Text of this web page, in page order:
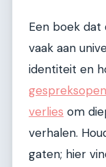
Een boek dat
vaak aan
identiteit en
verlies om
verhalen.
gaten; hier